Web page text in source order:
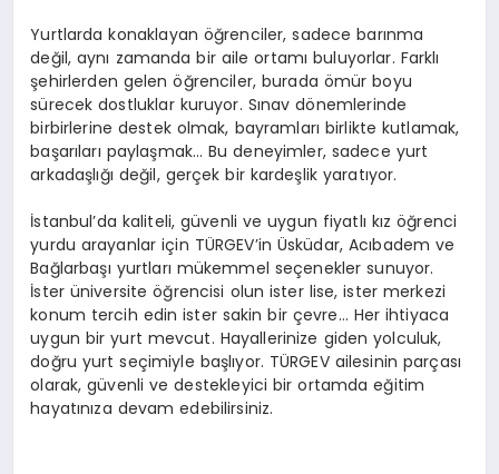
Yurtlarda konaklayan öğrenciler, sadece barınma
değil, aynı zamanda bir aile ortamı buluyorlar. Farklı
şehirlerden gelen öğrenciler, burada ömür boyu
sürecek dostluklar kuruyor. Sınav dönemlerinde
birbirlerine destek olmak, bayramları birlikte kutlamak,
başarıları paylaşmak… Bu deneyimler, sadece yurt
arkadaşlığı değil, gerçek bir kardeşlik yaratıyor.
İstanbul’da kaliteli, güvenli ve uygun fiyatlı kız öğrenci
yurdu arayanlar için TÜRGEV’in Üsküdar, Acıbadem ve
Bağlarbaşı yurtları mükemmel seçenekler sunuyor.
İster üniversite öğrencisi olun ister lise, ister merkezi
konum tercih edin ister sakin bir çevre… Her ihtiyaca
uygun bir yurt mevcut. Hayallerinize giden yolculuk,
doğru yurt seçimiyle başlıyor. TÜRGEV ailesinin parçası
olarak, güvenli ve destekleyici bir ortamda eğitim
hayatınıza devam edebilirsiniz.